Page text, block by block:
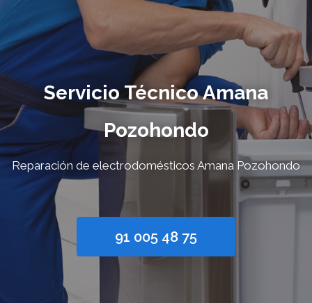
Servicio Técnico Amana
Pozohondo
Reparación de electrodomésticos Amana Pozohondo
91 005 48 75